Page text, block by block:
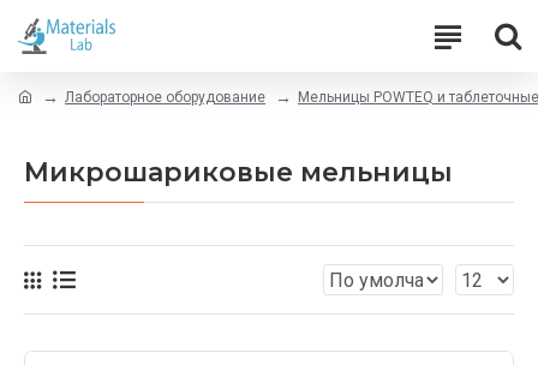
Лабораторное оборудование Мельницы POWTEQ и
Микрошариковые мельницы